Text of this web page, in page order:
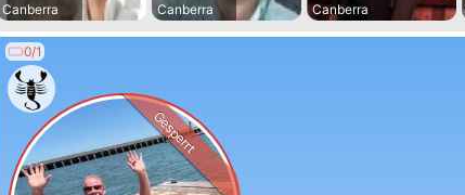
Canberra
Canberra
Canberra
0/1
Gesperrt